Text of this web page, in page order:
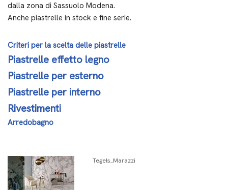
dalla zona di Sassuolo Modena.
Anche piastrelle in stock e fine serie.
Criteri per la scelta delle piastrelle
Piastrelle effetto legno
Piastrelle per esterno
Piastrelle per interno
Rivestimenti
Arredobagno
Tegels_Marazzi